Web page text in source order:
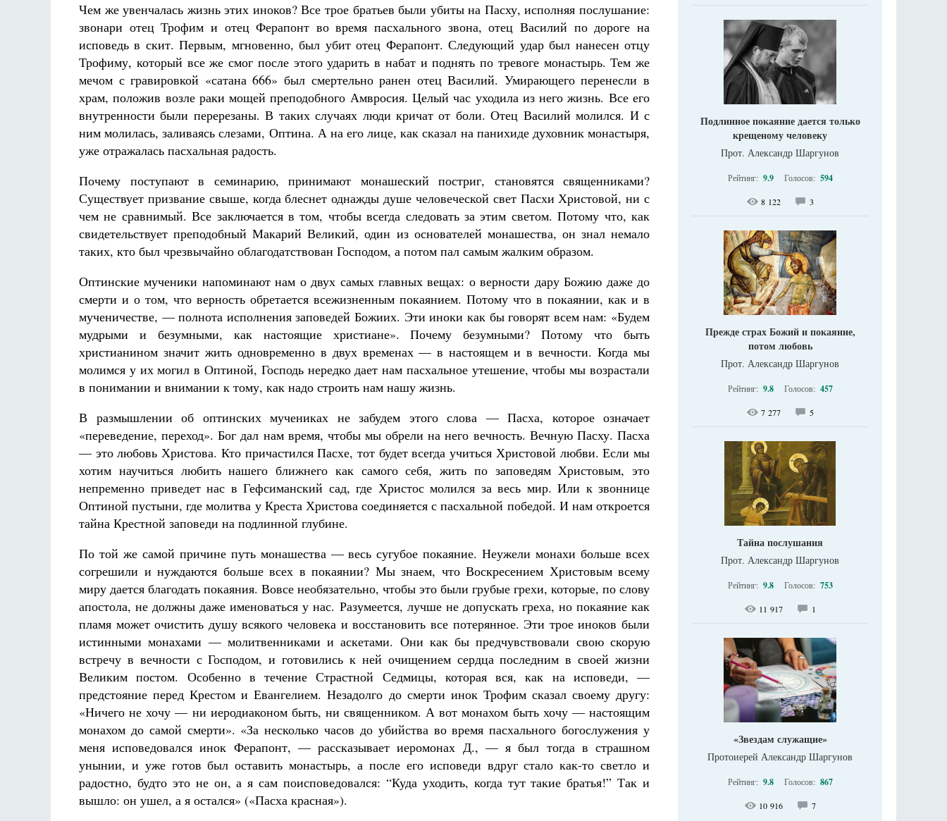
Чем же увенчалась жизнь этих иноков? Все трое братьев были убиты на Пасху, исполняя послушание:
звонари отец Трофим и отец Ферапонт во время пасхального звона, отец Василий по дороге на
исповедь в скит. Первым, мгновенно, был убит отец Ферапонт. Следующий удар был нанесен отцу
Трофиму, который все же смог после этого ударить в набат и поднять по тревоге монастырь. Тем же
мечом с гравировкой «сатана 666» был смертельно ранен отец Василий. Умирающего перенесли в
храм, положив возле раки мощей преподобного Амвросия. Целый час уходила из него жизнь. Все его
внутренности были перерезаны. В таких случаях люди кричат от боли. Отец Василий молился. И с
ним молилась, заливаясь слезами, Оптина. А на его лице, как сказал на панихиде духовник монастыря,
уже отражалась пасхальная радость.
Почему поступают в семинарию, принимают монашеский постриг, становятся священниками?
Существует призвание свыше, когда блеснет однажды душе человеческой свет Пасхи Христовой, ни с
чем не сравнимый. Все заключается в том, чтобы всегда следовать за этим светом. Потому что, как
свидетельствует преподобный Макарий Великий, один из основателей монашества, он знал немало
таких, кто был чрезвычайно облагодатствован Господом, а потом пал самым жалким образом.
Оптинские мученики напоминают нам о двух самых главных вещах: о верности дару Божию даже до
смерти и о том, что верность обретается всежизненным покаянием. Потому что в покаянии, как и в
мученичестве, — полнота исполнения заповедей Божиих. Эти иноки как бы говорят всем нам: «Будем
мудрыми и безумными, как настоящие христиане». Почему безумными? Потому что быть
христианином значит жить одновременно в двух временах — в настоящем и в вечности. Когда мы
молимся у их могил в Оптиной, Господь нередко дает нам пасхальное утешение, чтобы мы возрастали
в понимании и внимании к тому, как надо строить нам нашу жизнь.
В размышлении об оптинских мучениках не забудем этого слова — Пасха, которое означает
«переведение, переход». Бог дал нам время, чтобы мы обрели на него вечность. Вечную Пасху. Пасха
— это любовь Христова. Кто причастился Пасхе, тот будет всегда учиться Христовой любви. Если мы
хотим научиться любить нашего ближнего как самого себя, жить по заповедям Христовым, это
непременно приведет нас в Гефсиманский сад, где Христос молился за весь мир. Или к звоннице
Оптиной пустыни, где молитва у Креста Христова соединяется с пасхальной победой. И нам откроется
тайна Крестной заповеди на подлинной глубине.
По той же самой причине путь монашества — весь сугубое покаяние. Неужели монахи больше всех
согрешили и нуждаются больше всех в покаянии? Мы знаем, что Воскресением Христовым всему
миру дается благодать покаяния. Вовсе необязательно, чтобы это были грубые грехи, которые, по слову
апостола, не должны даже именоваться у нас. Разумеется, лучше не допускать греха, но покаяние как
пламя может очистить душу всякого человека и восстановить все потерянное. Эти трое иноков были
истинными монахами — молитвенниками и аскетами. Они как бы предчувствовали свою скорую
встречу в вечности с Господом, и готовились к ней очищением сердца последним в своей жизни
Великим постом. Особенно в течение Страстной Седмицы, которая вся, как на исповеди, —
предстояние перед Крестом и Евангелием. Незадолго до смерти инок Трофим сказал своему другу:
«Ничего не хочу — ни иеродиаконом быть, ни священником. А вот монахом быть хочу — настоящим
монахом до самой смерти». «За несколько часов до убийства во время пасхального богослужения у
меня исповедовался инок Ферапонт, — рассказывает иеромонах Д., — я был тогда в страшном
унынии, и уже готов был оставить монастырь, а после его исповеди вдруг стало как-то светло и
радостно, будто это не он, а я сам поисповедовался: “Куда уходить, когда тут такие братья!” Так и
вышло: он ушел, а я остался» («Пасха красная»).
Подлинное покаяние дается только
крещеному человеку
Прот. Александр Шаргунов
Рейтинг: 9.9 Голосов: 594
8 122 3
Прежде страх Божий и покаяние,
потом любовь
Прот. Александр Шаргунов
Рейтинг: 9.8 Голосов: 457
7 277 5
Тайна послушания
Прот. Александр Шаргунов
Рейтинг: 9.8 Голосов: 753
11 917 1
«Звездам служащие»
Протоиерей Александр Шаргунов
Рейтинг: 9.8 Голосов: 867
10 916 7